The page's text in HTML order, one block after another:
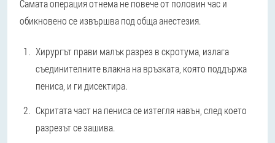
Самата операция отнема не повече от половин час и
обикновено се извършва под обща анестезия.
Хирургът прави малък разрез в скротума, излага
съединителните влакна на връзката, която поддържа
пениса, и ги дисектира.
Скритата част на пениса се изтегля навън, след което
разрезът се зашива.